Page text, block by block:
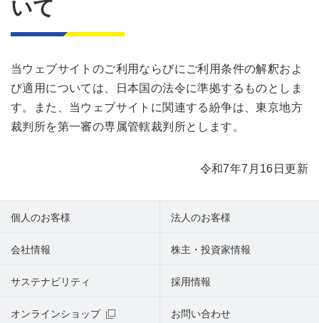
いて
当ウェブサイトのご利用ならびにご利用条件の解釈およ
び適用については、日本国の法令に準拠するものとしま
す。また、当ウェブサイトに関連する紛争は、東京地方
裁判所を第一審の専属管轄裁判所とします。
令和7年7月16日更新
個人のお客様 法人のお客様
会社情報 株主・投資家情報
サステナビリティ
オンラインショップ お問い合わせ
採用情報